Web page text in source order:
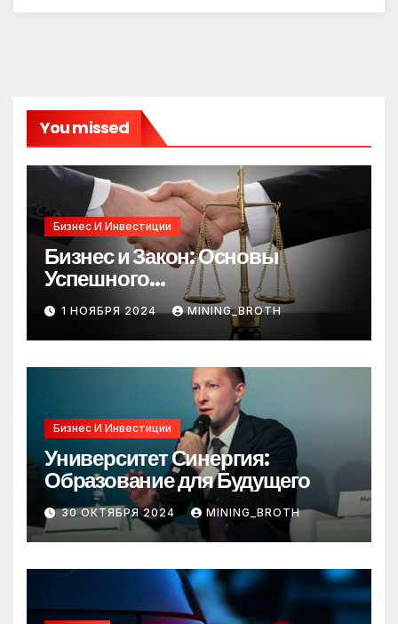
You missed
Бизнес И Инвестиции
Бизнес и Закон: Основы
Успешного
Предпринимательства
1 НОЯБРЯ 2024 MINING_BROTH
Бизнес И Инвестиции
Университет Синергия:
Образование для Будущего
30 ОКТЯБРЯ 2024 MINING_BROTH